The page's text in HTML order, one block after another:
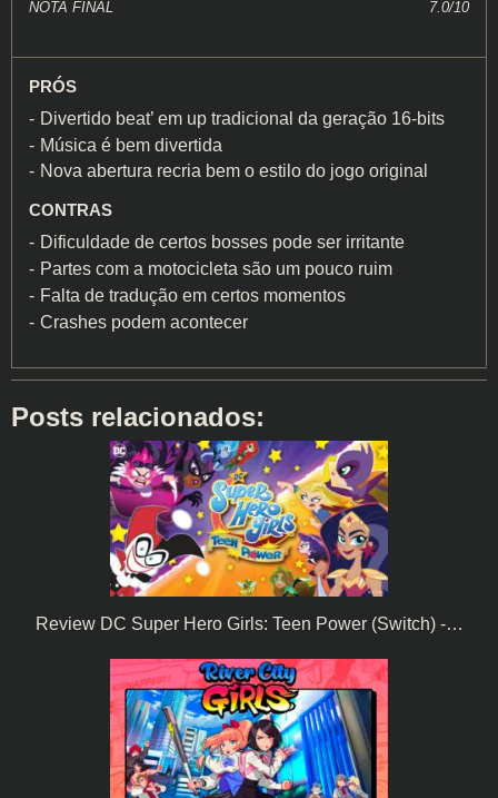
NOTA FINAL 7.0/10
PRÓS
Divertido beat’ em up tradicional da geração 16-bits
Música é bem divertida
Nova abertura recria bem o estilo do jogo original
CONTRAS
Dificuldade de certos bosses pode ser irritante
Partes com a motocicleta são um pouco ruim
Falta de tradução em certos momentos
Crashes podem acontecer
Posts relacionados:
Review DC Super Hero Girls: Teen Power (Switch) -…